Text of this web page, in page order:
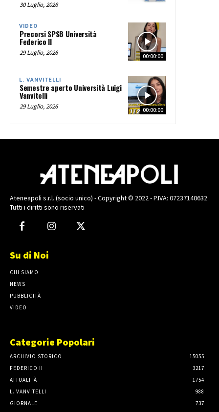
30 Luglio, 2026
00:00:00
VIDEO
Precorsi SPSB Università
Federico II
29 Luglio, 2026
00:00:00
L. VANVITELLI
Semestre aperto Università Luigi
Vanvitelli
29 Luglio, 2026
Ateneapoli s.r.l. (socio unico) - Copyright © 2022 - P.IVA: 07237140632
Tutti i diritti sono riservati
Su di Noi
CHI SIAMO
NEWS
PUBBLICITÀ
VIDEO
Categorie Popolari
ARCHIVIO STORICO
15055
FEDERICO II
3217
ATTUALITÀ
1754
L. VANVITELLI
988
GIORNALE
737